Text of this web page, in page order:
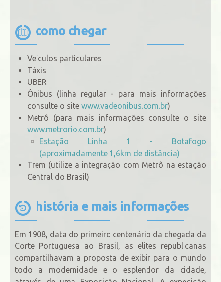
como chegar
Veículos particulares
Táxis
UBER
Ônibus (linha regular - para mais informações
consulte o site www.vadeonibus.com.br)
Metrô (para mais informações consulte o site
www.metrorio.com.br)
Estação Linha 1 - Botafogo
(aproximadamente 1,6km de distância)
Trem (utilize a integração com Metrô na estação
Central do Brasil)
história e mais informações
Em 1908, data do primeiro centenário da chegada da
Corte Portuguesa ao Brasil, as elites republicanas
compartilhavam a proposta de exibir para o mundo
todo a modernidade e o esplendor da cidade,